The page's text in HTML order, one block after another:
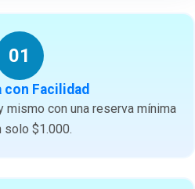
01
con Facilidad
mismo con una reserva mínima
solo $1.000.